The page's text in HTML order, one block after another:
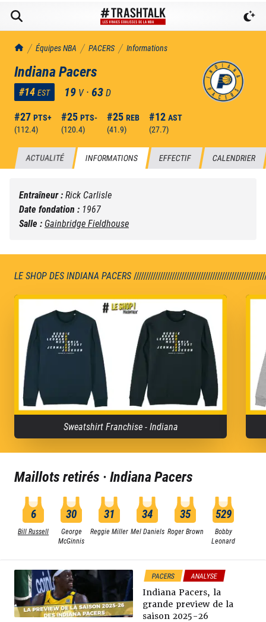
TrashTalk Actu NBA
Équipes NBA PACERS Informations
Indiana Pacers
#14 EST 19 V ·63D
#27 PTS+
(112.4)
#25 PTS-
(120.4)
#25 REB
(41.9)
#12 AST
(27.7)
ACTUALITÉ INFORMATIONS EFFECTIF CALENDRIER
Entraîneur :Rick Carlisle
Date fondation : 1967
Salle : Gainbridge Fieldhouse
LE SHOP DES INDIANA PACERS
Sweatshirt Franchise - Indiana
Maillots retirés ·Indiana Pacers
6
Bill Russell
30
George
McGinnis
31
Reggie Miller
34
Mel Daniels
35
Roger Brown
529
Bobby
Leonard
PACERS ANALYSE
Indiana Pacers, la
grande preview de la
saison 2025-26